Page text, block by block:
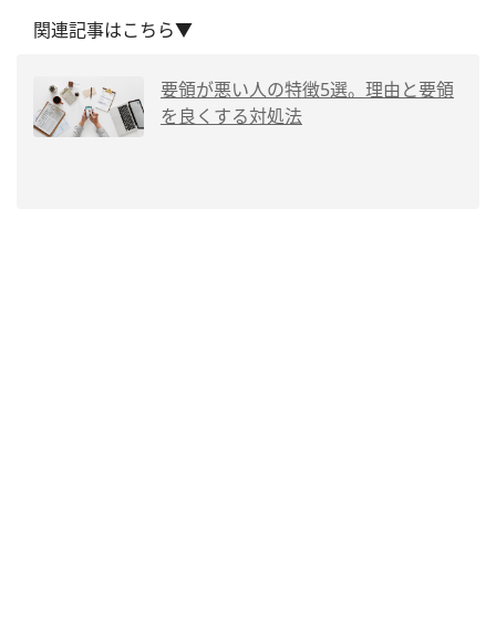
関連記事はこちら▼
要領が悪い人の特徴5選。理由と要領
を良くする対処法